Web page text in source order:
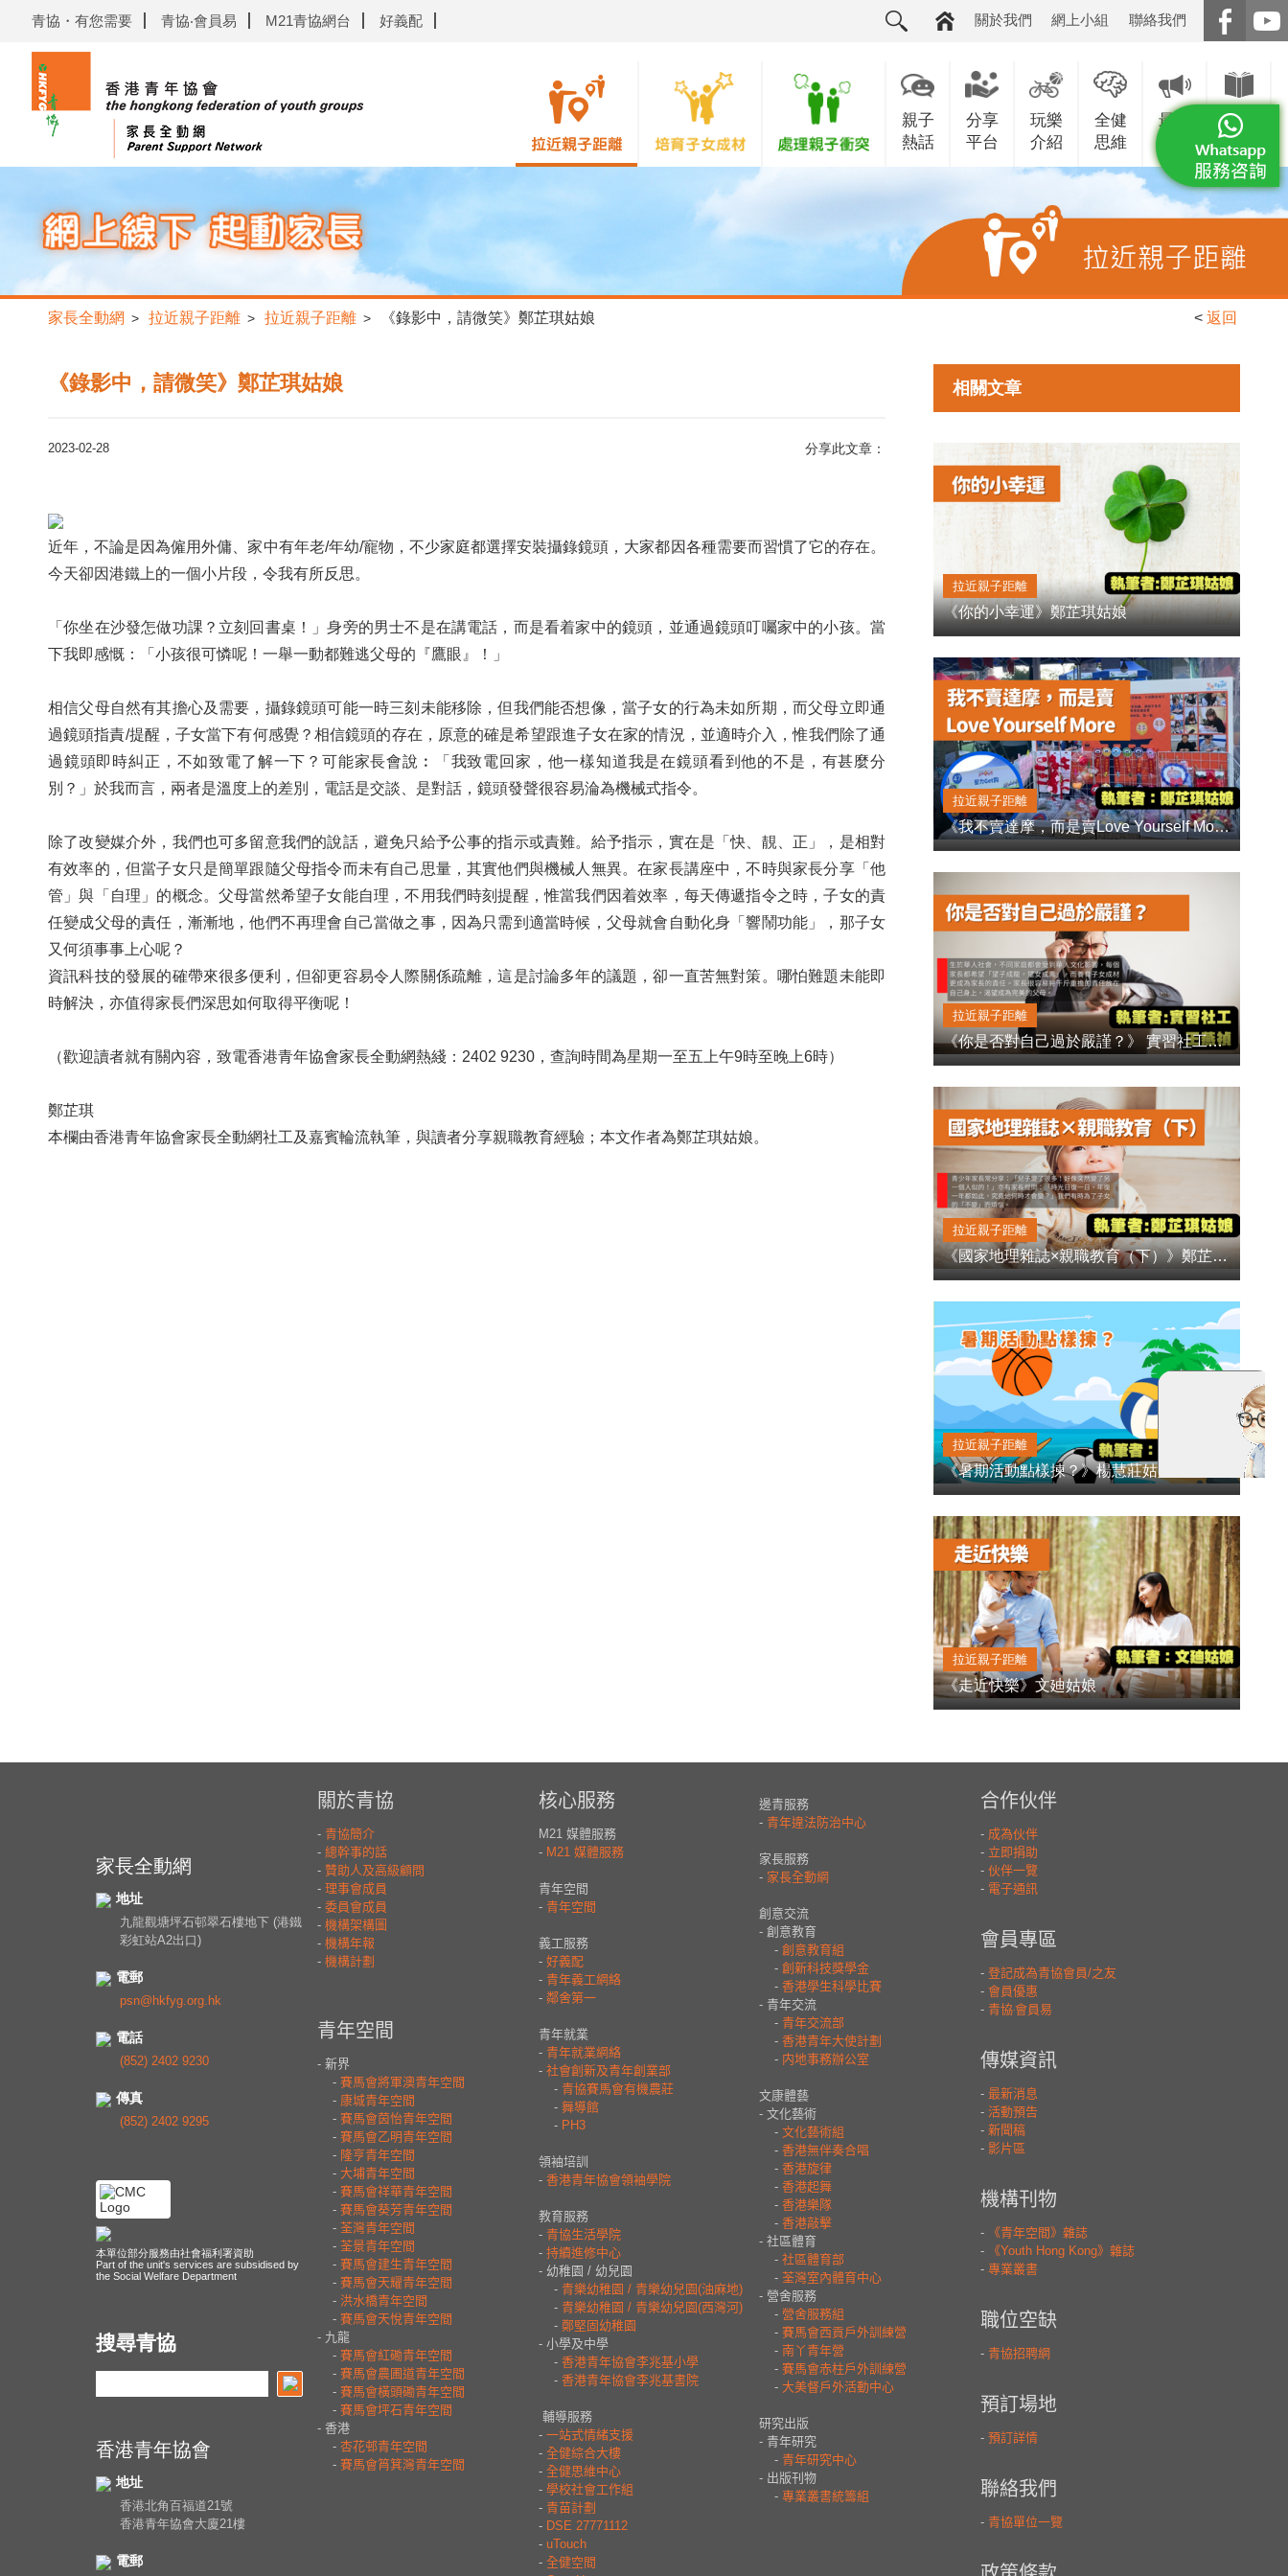
青協・有您需要 青協‧會員易 M21青協網台 好義配 關於我們 網上小組 聯絡我們
親子
熱話
分享
平台
玩樂
介紹
全健
思維
最新
增值
服務
家長全動網 > 拉近親子距離 > 拉近親子距離 > 《錄影中，請微笑》鄭芷琪姑娘 < 返回
《錄影中，請微笑》鄭芷琪姑娘
2023-02-28 分享此文章：
近年，不論是因為僱用外傭、家中有年老/年幼/寵物，不少家庭都選擇安裝攝錄鏡頭，大家都因各種需要而習慣了它的存在。
今天卻因港鐵上的一個小片段，令我有所反思。
「你坐在沙發怎做功課？立刻回書桌！」身旁的男士不是在講電話，而是看着家中的鏡頭，並通過鏡頭叮囑家中的小孩。當
下我即感慨：「小孩很可憐呢！一舉一動都難逃父母的『鷹眼』！」
相信父母自然有其擔心及需要，攝錄鏡頭可能一時三刻未能移除，但我們能否想像，當子女的行為未如所期，而父母立即通
過鏡頭指責/提醒，子女當下有何感覺？相信鏡頭的存在，原意的確是希望跟進子女在家的情況，並適時介入，惟我們除了通
過鏡頭即時糾正，不如致電了解一下？可能家長會說︰「我致電回家，他一樣知道我是在鏡頭看到他的不是，有甚麼分
別？」於我而言，兩者是溫度上的差別，電話是交談、是對話，鏡頭發聲很容易淪為機械式指令。
除了改變媒介外，我們也可多留意我們的說話，避免只給予公事的指示或責難。給予指示，實在是「快、靚、正」，是相對
有效率的，但當子女只是簡單跟隨父母指令而未有自己思量，其實他們與機械人無異。在家長講座中，不時與家長分享「他
管」與「自理」的概念。父母當然希望子女能自理，不用我們時刻提醒，惟當我們因着效率，每天傳遞指令之時，子女的責
任變成父母的責任，漸漸地，他們不再理會自己當做之事，因為只需到適當時候，父母就會自動化身「響鬧功能」，那子女
又何須事事上心呢？
資訊科技的發展的確帶來很多便利，但卻更容易令人際關係疏離，這是討論多年的議題，卻一直苦無對策。哪怕難題未能即
時解決，亦值得家長們深思如何取得平衡呢！
（歡迎讀者就有關內容，致電香港青年協會家長全動網熱綫：2402 9230，查詢時間為星期一至五上午9時至晚上6時）
鄭芷琪
本欄由香港青年協會家長全動網社工及嘉賓輪流執筆，與讀者分享親職教育經驗；本文作者為鄭芷琪姑娘。
相關文章
拉近親子距離
《你的小幸運》鄭芷琪姑娘
拉近親子距離
《我不賣達摩，而是賣Love Yourself More》鄭芷琪姑娘
拉近親子距離
《你是否對自己過於嚴謹？》 實習社工王燕禎姑娘
拉近親子距離
《國家地理雜誌×親職教育（下）》鄭芷琪姑娘
拉近親子距離
《暑期活動點樣揀？》楊慧莊姑娘
拉近親子距離
《走近快樂》文廸姑娘
家長全動網
地址
九龍觀塘坪石邨翠石樓地下 (港鐵
彩虹站A2出口)
電郵
psn@hkfyg.org.hk
電話
(852) 2402 9230
傳真
(852) 2402 9295
本單位部分服務由社會福利署資助
Part of the unit's services are subsidised by
the Social Welfare Department
搜尋青協
香港青年協會
地址
香港北角百福道21號
香港青年協會大廈21樓
電郵